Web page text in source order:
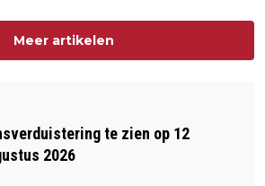
Meer artikelen
te zien op 12
2026